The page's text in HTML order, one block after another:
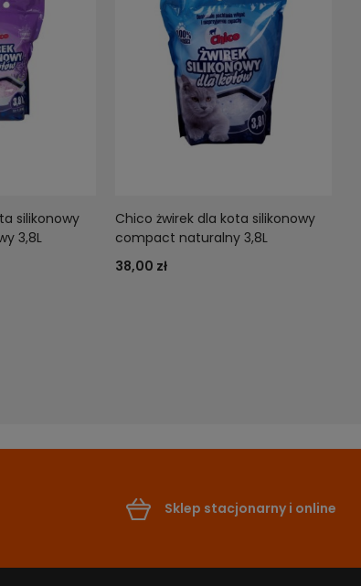
silikonowy
3,8L
Chico żwirek dla kota silikonowy
compact naturalny 3,8L
38,00 zł
Sklep stacjonarny i online